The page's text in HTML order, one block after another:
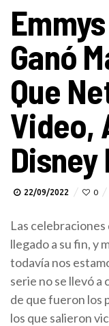
Ganó
Que
Video,
22/09/2022 0
Las celebraciones
llegado a su fin, y
todavía nos
serie no se llevó a
de que fueron los
los que salieron